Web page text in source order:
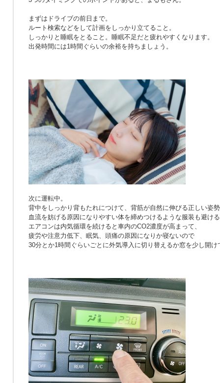
まずはドライブの前日まで。
ルート検索などをして計画をしっかり立てること。
しっかりと睡眠をとること。睡眠不足だと疲れやすくなります。
出発時間には1時間ぐらいの余裕を持ちましょう。
次に運転中。
背中をしっかり背もたれにつけて、背筋が自然に伸びる正しい姿
血流を妨げる原因になりやすい体を締めつけるような服装も避け
エアコンは内気循環を続けると車内のCO2濃度が高まって、
疲労や注意力低下、眠気、頭痛の原因になりか寝ないので
30分とか1時間ぐらいごとに外気導入に切り替えるか窓を少し開け